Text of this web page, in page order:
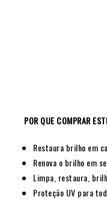
POR QUE COMPRAR
Restaura brilho em
Renova o brilho em
Limpa, restaura,
Proteção UV para